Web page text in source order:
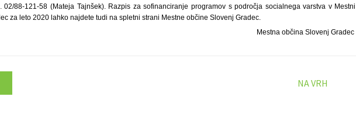
02/88-121-58 (Mateja Tajnšek). Razpis za sofinanciranje programov s področja socialnega varstva v Mestni
za leto 2020 lahko najdete tudi na spletni strani Mestne občine Slovenj Gradec.
Mestna občina Slovenj Gradec
NA VRH